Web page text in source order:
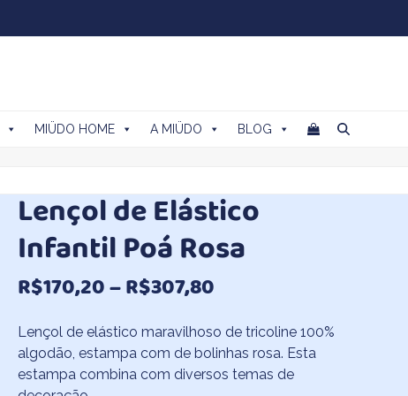
MIÜDO HOME A MIÜDO
BLOG
Lençol de Elástico
Infantil Poá Rosa
R$170,20–R$307,80
de
preço:
R$170,20
Lençol de elástico maravilhoso de tricoline 100%
algodão, estampa com de bolinhas rosa. Esta
estampa combina com diversos temas de